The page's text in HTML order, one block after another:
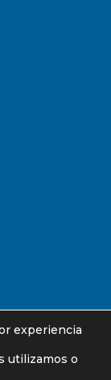
experiencia
utilizamos o